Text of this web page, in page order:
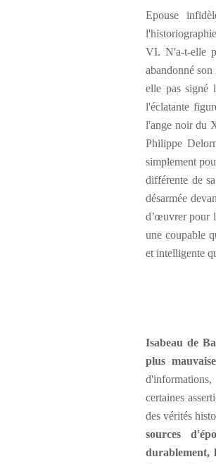
Epouse
VI. N'a-t-elle
abandonné
elle pas signé
l'éclatante
l'ange noir du
Philippe
simplement
différente de
désarmée
d’œuvrer pour
une coupable
et intelligente
Isabeau de
plus
certaines
des vérités
sources
durablement,